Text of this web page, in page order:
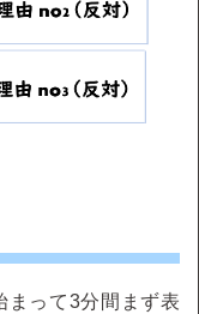
まって3分間まず表